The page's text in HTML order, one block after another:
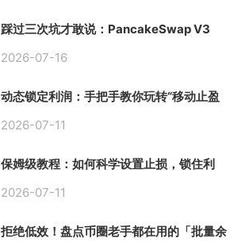
踩过三次坑才敢说：PancakeSwap V3
初始化
2026-07-16
动态锁定利润：手把手教你玩转“移动止盈
2026-07-11
保姆级教程：如何科学设置止损，锁住利
2026-07-11
拒绝低效！盘点币圈老手都在用的「批量余